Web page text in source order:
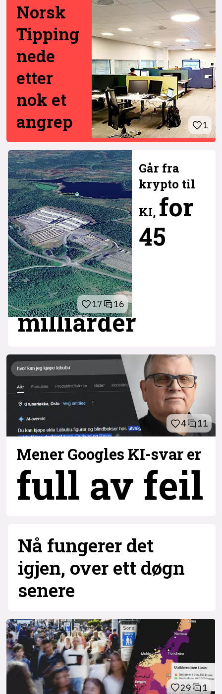
1
Norsk
Tipping
nede
etter
nok et
angrep
17 16
Går fra
krypto til
KI, for
45
milliarder
4 11
Mener Googles KI-svar er
full av feil
Nå fungerer det
igjen, over ett døgn
senere
29 1